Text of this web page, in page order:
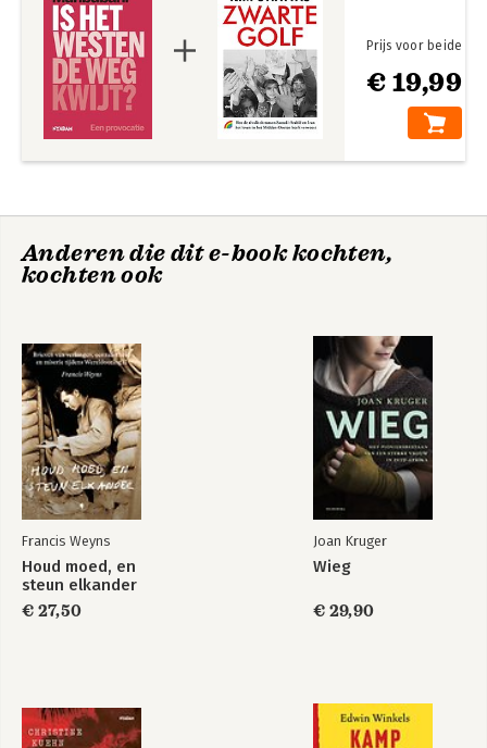
Has China Won?
Bekijk alle boeken
Een betere wereld... voor Amerikanen en Europeanen
Dus: is het Westen de weg kwijt?
Noten € 19,99
Prijs voor beide
Anderen die dit e-book kochten,
kochten ook
Francis Weyns
Houd moed, en
steun elkander
€ 27,50
Joan Kruger
Wieg
€ 29,90